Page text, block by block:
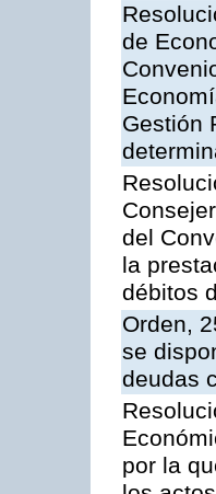
de
Gestión
del
la
débitos
Orden,
se
deudas
por la